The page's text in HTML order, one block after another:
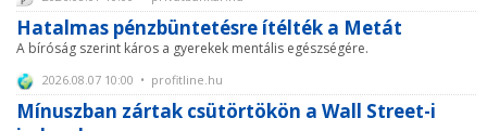
Hatalmas pénzbüntetésre ítélték a Metát
A bíróság szerint káros a gyerekek mentális egészségére.
2026.08.07 10:00 • profitline.hu
Mínuszban zártak csütörtökön a Wall Street-i